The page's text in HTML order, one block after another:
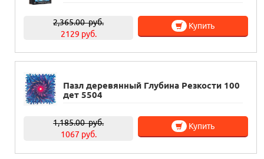
2,365.00руб.
2129 руб.
Купить
Пазл деревянный Глубина Резкости 100
дет 5504
1,185.00руб.
1067 руб.
Купить